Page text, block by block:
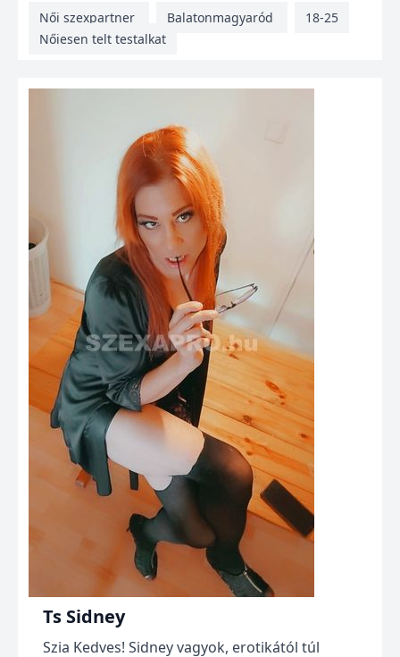
Női szexpartner Balatonmagyaród
18-25
Nőiesen telt testalkat
Ts Sidney
Szia Kedves! Sidney vagyok, erotikától túl